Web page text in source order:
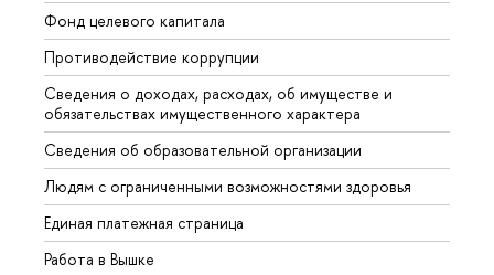
Фонд целевого капитала
Противодействие коррупции
Сведения о доходах, расходах, об имуществе и
обязательствах имущественного характера
Сведения об образовательной организации
Людям с ограниченными возможностями здоровья
Единая платежная страница
Работа в Вышке